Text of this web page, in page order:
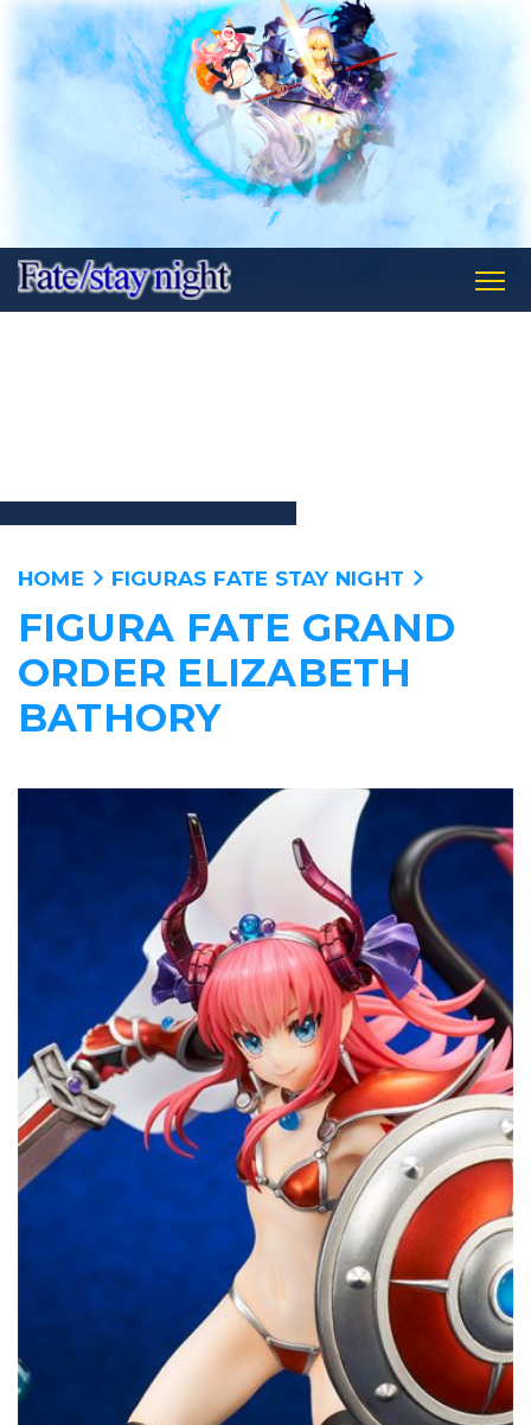
ANIME
PELICULAS
VIDEOJUEGOS
WALLPAPERS
TIENDA
CONTACTO
HOME FIGURAS FATE STAY NIGHT
FIGURA FATE GRAND
ORDER ELIZABETH
BATHORY